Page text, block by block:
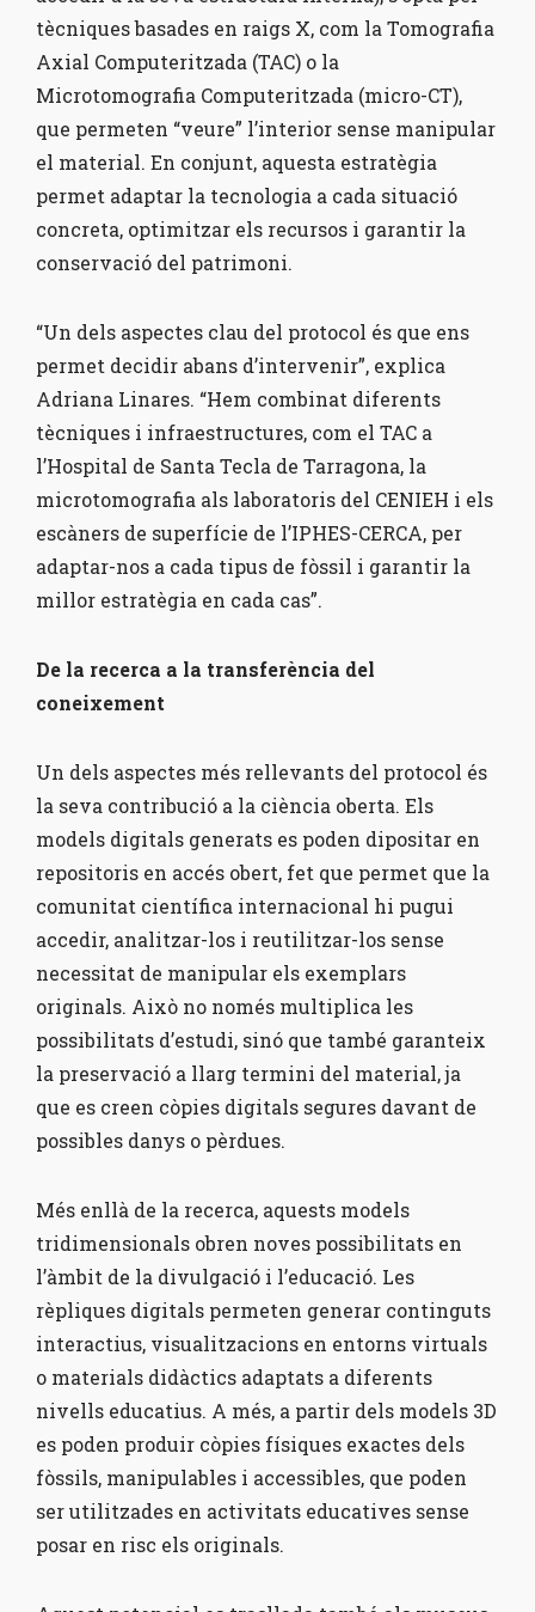
tècniques basades en raigs X, com la Tomografia
Axial Computeritzada (TAC) o la
Microtomografia Computeritzada (micro-CT),
que permeten “veure” l’interior sense manipular
el material. En conjunt, aquesta estratègia
permet adaptar la tecnologia a cada situació
concreta, optimitzar els recursos i garantir la
conservació del patrimoni.
“Un dels aspectes clau del protocol és que ens
permet decidir abans d’intervenir”, explica
Adriana Linares. “Hem combinat diferents
tècniques i infraestructures, com el TAC a
l’Hospital de Santa Tecla de Tarragona, la
microtomografia als laboratoris del CENIEH i els
escàners de superfície de l’IPHES-CERCA, per
adaptar-nos a cada tipus de fòssil i garantir la
millor estratègia en cada cas”.
De la recerca a la transferència del
coneixement
Un dels aspectes més rellevants del protocol és
la seva contribució a la ciència oberta. Els
models digitals generats es poden dipositar en
repositoris en accés obert, fet que permet que la
comunitat científica internacional hi pugui
accedir, analitzar-los i reutilitzar-los sense
necessitat de manipular els exemplars
originals. Això no només multiplica les
possibilitats d’estudi, sinó que també garanteix
la preservació a llarg termini del material, ja
que es creen còpies digitals segures davant de
possibles danys o pèrdues.
Més enllà de la recerca, aquests models
tridimensionals obren noves possibilitats en
l’àmbit de la divulgació i l’educació. Les
rèpliques digitals permeten generar continguts
interactius, visualitzacions en entorns virtuals
o materials didàctics adaptats a diferents
nivells educatius. A més, a partir dels models 3D
es poden produir còpies físiques exactes dels
fòssils, manipulables i accessibles, que poden
ser utilitzades en activitats educatives sense
posar en risc els originals.